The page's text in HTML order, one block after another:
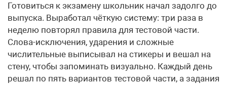
Готовиться к экзамену школьник начал задолго до
выпуска. Выработал чёткую систему: три раза в
неделю повторял правила для тестовой части.
Слова-исключения, ударения и сложные
числительные выписывал на стикеры и вешал на
стену, чтобы запоминать визуально. Каждый день
решал по пять вариантов тестовой части, а задания